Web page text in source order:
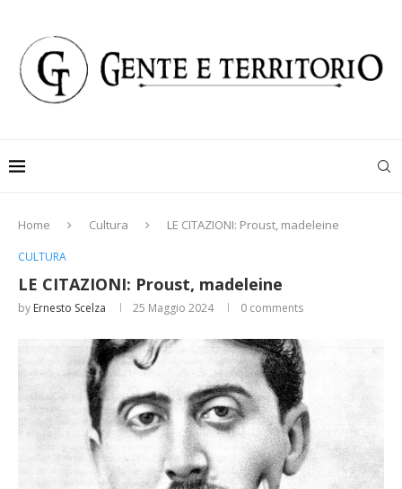
Home Cultura LE CITAZIONI: Proust, madeleine
CULTURA
LE CITAZIONI: Proust, madeleine
by Ernesto Scelza 25 Maggio 2024 0 comments